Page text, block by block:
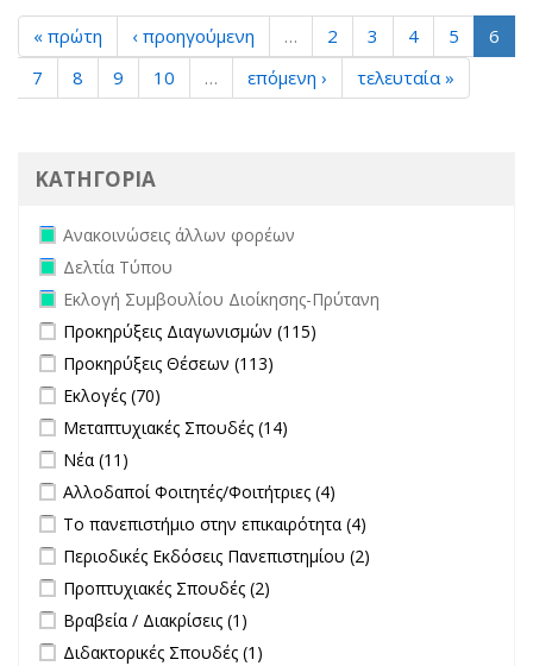
« πρώτη ‹ προηγούμενη … 2 3 4 5
6
7
8 9 10 … επόμενη › τελευταία »
ΚΑΤΗΓΟΡΙΑ
Remove Ανακοινώσεις άλλων φορέων filter
Ανακοινώσεις άλλων φορέων
Remove Δελτία Τύπου filter
Δελτία Τύπου
Remove Εκλογή Συμβουλίου Διοίκησης-Πρύτανη filter
Εκλογή Συμβουλίου Διοίκησης-Πρύτανη
Apply Προκηρύξεις Διαγωνισμών filter
Προκηρύξεις Διαγωνισμών (115)
Apply Προκηρύξεις Θέσεων filter
Προκηρύξεις Θέσεων (113)
Apply Εκλογές filter
Εκλογές (70)
Apply Μεταπτυχιακές Σπουδές filter
Μεταπτυχιακές Σπουδές (14)
Apply Νέα filter
Νέα (11)
Apply Αλλοδαποί Φοιτητές/Φοιτήτριες filter
Αλλοδαποί Φοιτητές/Φοιτήτριες (4)
filter
Apply Το πανεπιστήμιο στην επικαιρότητα filter
Το πανεπιστήμιο στην επικαιρότητα (4)
επικαιρότητα filter
Apply Περιοδικές Εκδόσεις Πανεπιστημίου filter
Περιοδικές Εκδόσεις Πανεπιστημίου (2)
Apply Προπτυχιακές Σπουδές filter
Προπτυχιακές Σπουδές (2)
Apply Βραβεία / Διακρίσεις filter
Βραβεία / Διακρίσεις (1)
Apply Διδακτορικές Σπουδές filter
Διδακτορικές Σπουδές (1)